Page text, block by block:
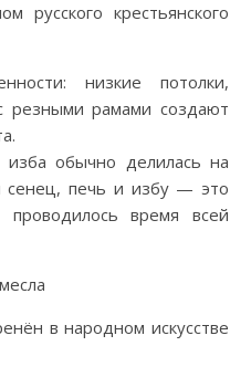
русского крестьянского
низкие потолки,
резными рамами создают
обычно делилась на
сенец, печь и избу — это
время всей
в народном искусстве